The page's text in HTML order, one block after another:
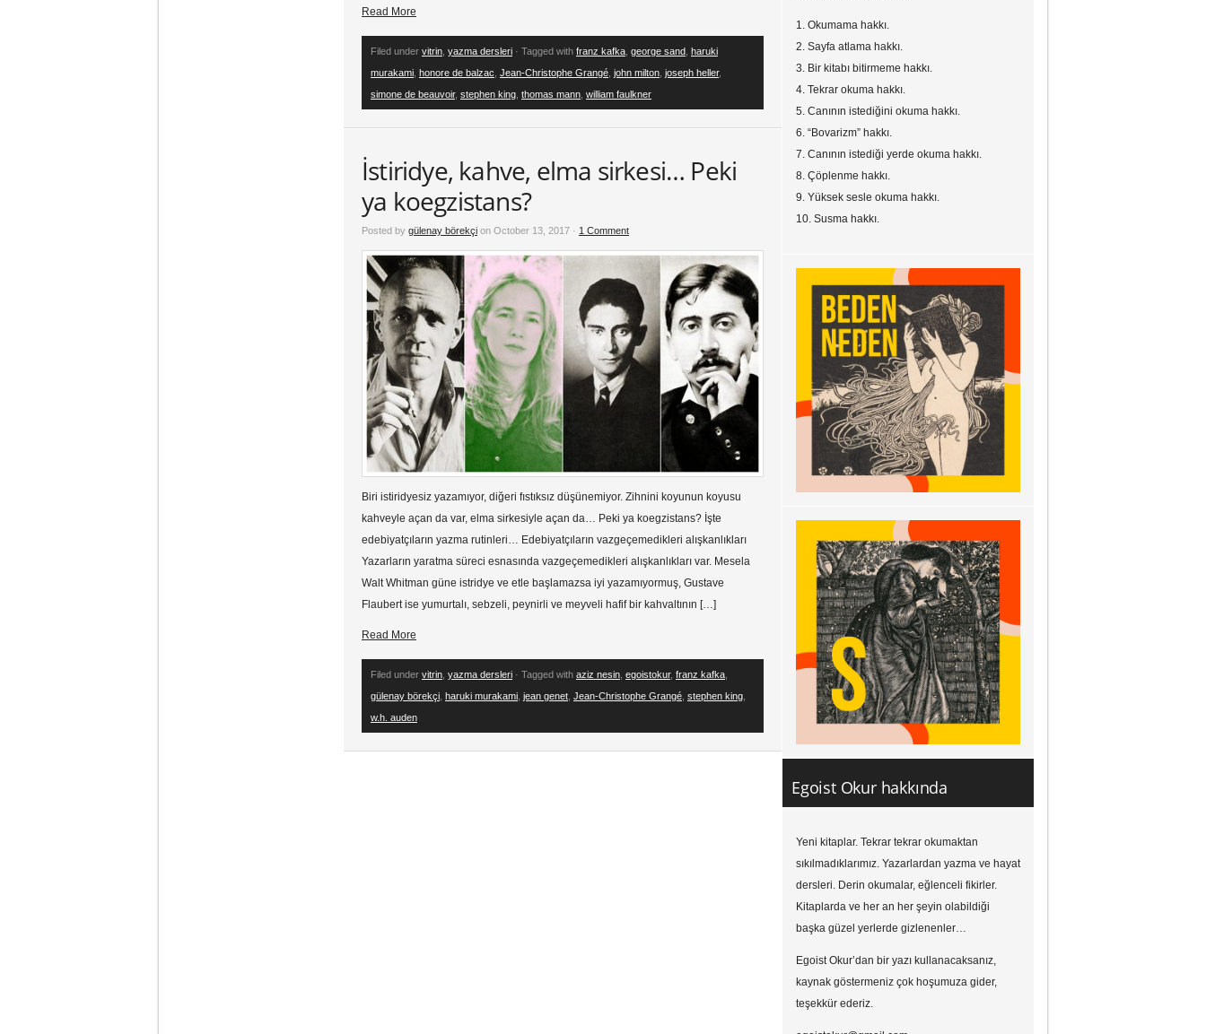
Read More
Filed under vitrin yazma dersleri · Tagged with franz kafka george sand haruki
murakami honore de balzac Jean-Christophe Grangé john milton joseph heller,
simone de beauvoir, stephen king thomas mann william faulkner
İstiridye, kahve, elma sirkesi… Peki
ya koegzistans?
Posted by gülenay börekçi on October 13, 2017 · 1 Comment
Biri istiridyesiz yazamıyor, diğeri fıstıksız düşünemiyor. Zihnini koyunun koyusu
kahveyle açan da var, elma sirkesiyle açan da… Peki ya koegzistans? İşte
edebiyatçıların yazma rutinleri… Edebiyatçıların vazgeçemedikleri alışkanlıkları
Yazarların yaratma süreci esnasında vazgeçemedikleri alışkanlıkları var. Mesela
Walt Whitman güne istridye ve etle başlamazsa iyi yazamıyormuş, Gustave
Flaubert ise yumurtalı, sebzeli, peynirli ve meyveli hafif bir kahvaltının […]
Read More
Filed under vitrin yazma dersleri · Tagged with aziz nesin egoistokur, franz kafka
gülenay börekçi haruki murakami jean genet Jean-Christophe Grangé stephen king
w.h. auden
1. Okumama hakkı.
2. Sayfa atlama hakkı.
3. Bir kitabı bitirmeme hakkı.
4. Tekrar okuma hakkı.
5. Canının istediğini okuma hakkı.
6. “Bovarizm” hakkı.
7. Canının istediği yerde okuma hakkı.
8. Çöplenme hakkı.
9. Yüksek sesle okuma hakkı.
10. Susma hakkı.
Egoist Okur hakkında
Yeni kitaplar. Tekrar tekrar okumaktan
sıkılmadıklarımız. Yazarlardan yazma ve hayat
dersleri. Derin okumalar, eğlenceli fikirler.
Kitaplarda ve her an her şeyin olabildiği
başka güzel yerlerde gizlenenler…
Egoist Okur’dan bir yazı kullanacaksanız,
kaynak göstermeniz çok hoşumuza gider,
teşekkür ederiz.